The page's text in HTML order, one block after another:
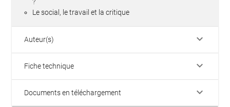
?
Le social, le travail et la critique
Auteur(s) keyboard_arrow_down
Fiche technique keyboard_arrow_down
Documents en téléchargement keyboard_arrow_down